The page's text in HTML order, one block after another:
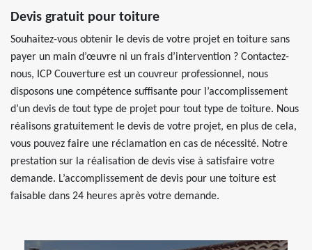
Devis gratuit pour toiture
Souhaitez-vous obtenir le devis de votre projet en toiture sans
payer un main d’œuvre ni un frais d’intervention ? Contactez-
nous, ICP Couverture est un couvreur professionnel, nous
disposons une compétence suffisante pour l’accomplissement
d’un devis de tout type de projet pour tout type de toiture. Nous
réalisons gratuitement le devis de votre projet, en plus de cela,
vous pouvez faire une réclamation en cas de nécessité. Notre
prestation sur la réalisation de devis vise à satisfaire votre
demande. L’accomplissement de devis pour une toiture est
faisable dans 24 heures après votre demande.